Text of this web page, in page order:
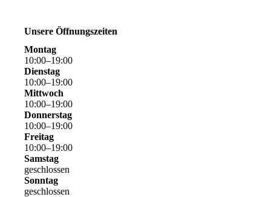
Unsere Öffnungszeiten
Montag
10:00–19:00
Dienstag
10:00–19:00
Mittwoch
10:00–19:00
Donnerstag
10:00–19:00
Freitag
10:00–19:00
Samstag
geschlossen
Sonntag
geschlossen